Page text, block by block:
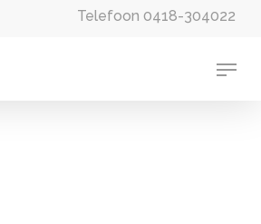
Telefoon0418-304022
Menu